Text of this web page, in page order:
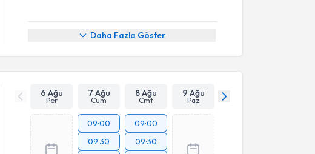
Daha Fazla Göster
6 Ağu
Per
7 Ağu
Cum
8 Ağu
Cmt
9 Ağu
Paz
09:00
09:30
09:00
09:30